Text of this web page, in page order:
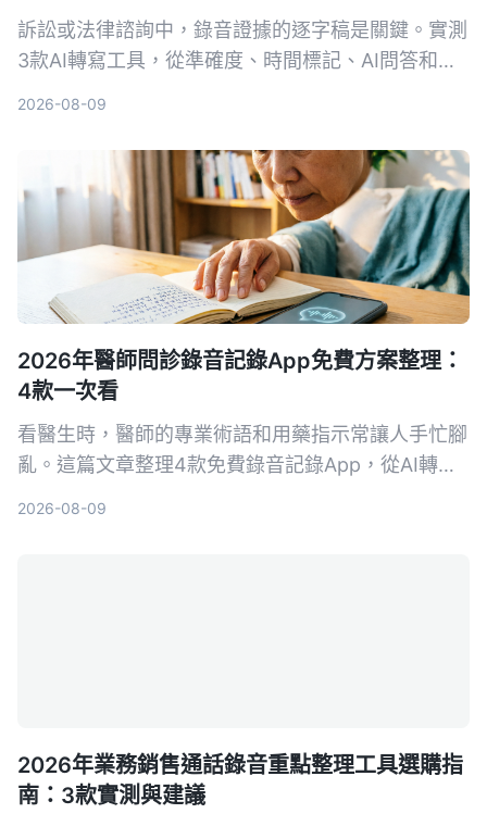
訴訟或法律諮詢中，錄音證據的逐字稿是關鍵。實測
3款AI轉寫工具，從準確度、時間標記、AI問答和法
2026-08-09
2026年醫師問診錄音記錄App免費方案整理：
4款一次看
看醫生時，醫師的專業術語和用藥指示常讓人手忙腳
亂。這篇文章整理4款免費錄音記錄App，從AI轉文
2026-08-09
2026年業務銷售通話錄音重點整理工具選購指
南：3款實測與建議